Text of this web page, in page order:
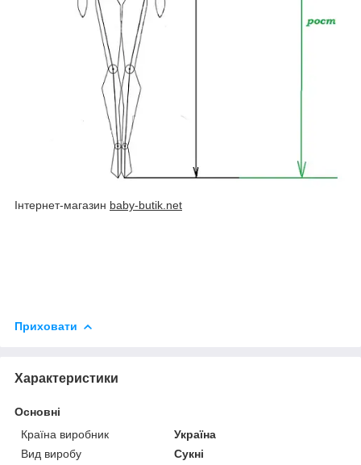
Інтернет-магазин baby-butik.net
Приховати
Характеристики
Основні
Країна виробник
Україна
Вид виробу
Сукні